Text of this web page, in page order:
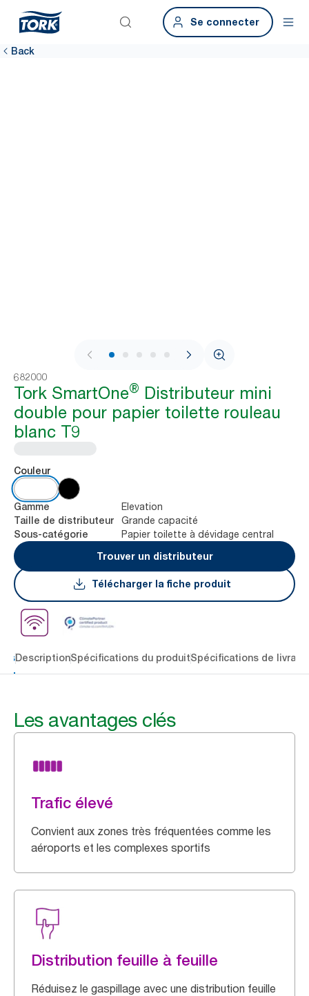
Se connecter
Back
1 / 11
682000
Tork SmartOne® Distributeur mini
double pour papier toilette rouleau
blanc T9
Couleur
Gamme Elevation
Taille de distributeur Grande capacité
Sous-catégorie
Papier toilette à dévidage central
Trouver un distributeur
Télécharger la fiche produit
DescriptionSpécifications du produitSpécifications de
Les avantages clés
Trafic élevé
Convient aux zones très fréquentées comme les
aéroports et les complexes sportifs
Distribution feuille à feuille
Réduisez le gaspillage avec une distribution feuille